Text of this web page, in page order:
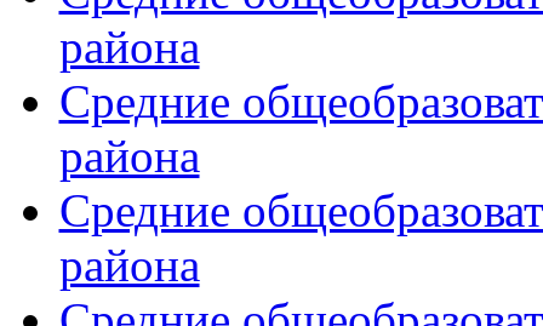
района
Средние
района
Средние
района